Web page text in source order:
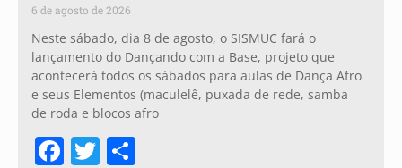
6 de agosto de 2026
Neste sábado, dia 8 de agosto, o SISMUC fará o
lançamento do Dançando com a Base, projeto que
acontecerá todos os sábados para aulas de Dança Afro
e seus Elementos (maculelê, puxada de rede, samba
de roda e blocos afro
Facebook
Twitter